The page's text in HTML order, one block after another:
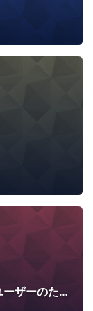
WordBench京都 -WordPress ユーザーのための地域コミュニティ-